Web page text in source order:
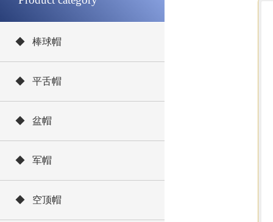
◆ 棒球帽
◆ 平舌帽
◆ 盆帽
◆ 军帽
◆ 空顶帽